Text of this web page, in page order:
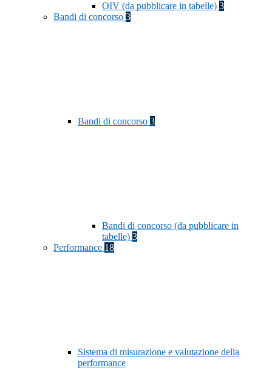
OIV (da pubblicare in tabelle) 3
Bandi di concorso 3
Bandi di concorso 3
Bandi di concorso (da pubblicare in
tabelle) 3
Performance 18
Sistema di misurazione e valutazione della
performance